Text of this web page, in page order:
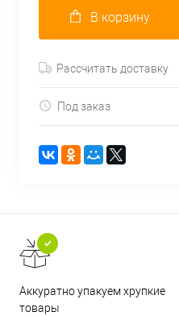
В корзину
Рассчитать доставку
Под заказ
Аккуратно упакуем хрупкие
товары